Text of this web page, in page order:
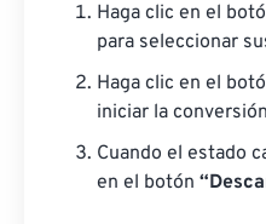
Haga clic en el
para seleccionar
Haga clic en el
iniciar la
Cuando el estado
en el botón